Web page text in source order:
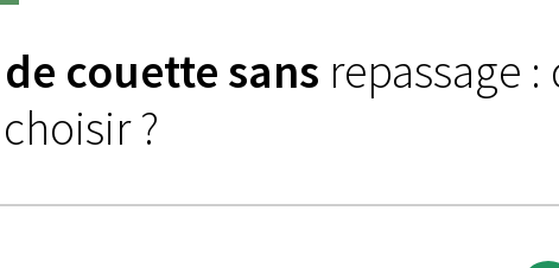
couette sans repassage
?